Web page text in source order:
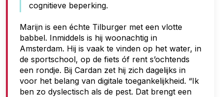
o
e
g
a
n
g
cognitieve beperking.
Marijn is een échte Tilburger met een vlotte
babbel. Inmiddels is hij woonachtig in
Amsterdam. Hij is vaak te vinden op het water, in
de sportschool, op de fiets óf rent s’ochtends
een rondje. Bij Cardan zet hij zich dagelijks in
voor het belang van digitale toegankelijkheid. “Ik
ben zo dyslectisch als de pest. Dat brengt een